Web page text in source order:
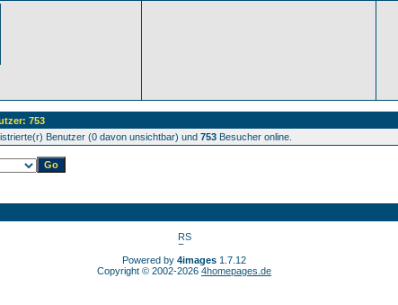
753
Benutzer (0 davon unsichtbar) und 753 Besucher online.
Powered by 4images 1.7.12
Copyright © 2002-2026 4homepages.de